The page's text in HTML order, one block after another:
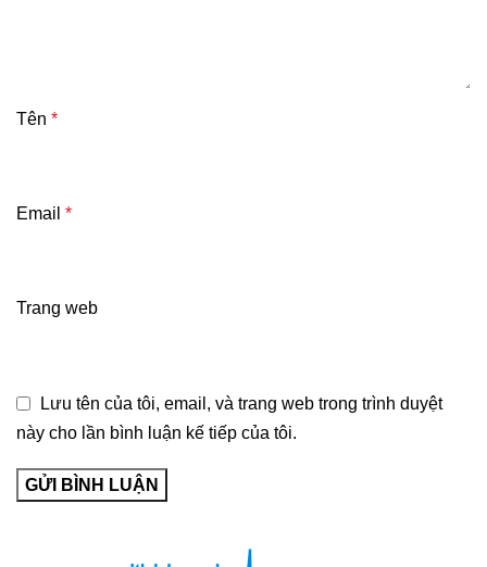
Tên *
Email *
Trang web
Lưu tên của tôi, email, và trang web trong trình duyệt
này cho lần bình luận kế tiếp của tôi.